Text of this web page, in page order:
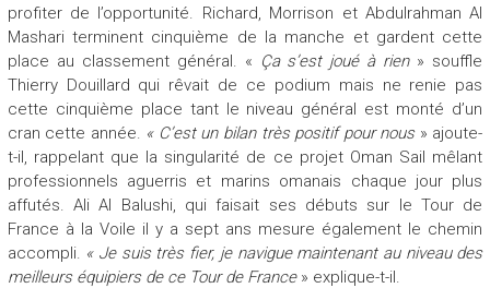
profiter de l’opportunité. Richard, Morrison et Abdulrahman Al
Mashari terminent cinquième de la manche et gardent cette
place au classement général. « Ça s’est joué à rien» souffle
Thierry Douillard qui rêvait de ce podium mais ne renie pas
cette cinquième place tant le niveau général est monté d’un
cran cette année. « C’est un bilan très positif pour nous » ajoute-
t-il, rappelant que la singularité de ce projet Oman Sail mêlant
professionnels aguerris et marins omanais chaque jour plus
affutés. Ali Al Balushi, qui faisait ses débuts sur le Tour de
France à la Voile il y a sept ans mesure également le chemin
accompli. « Je suis très fier, je navigue maintenant au niveau des
meilleurs équipiers de ce Tour de France» explique-t-il.